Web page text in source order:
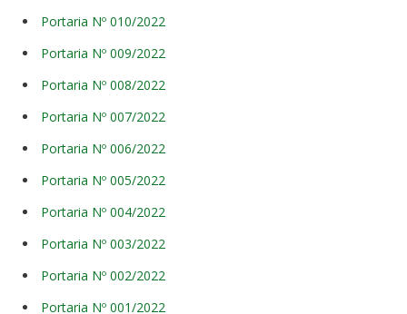
Portaria Nº 010/2022
Portaria Nº 009/2022
Portaria Nº 008/2022
Portaria Nº 007/2022
Portaria Nº 006/2022
Portaria Nº 005/2022
Portaria Nº 004/2022
Portaria Nº 003/2022
Portaria Nº 002/2022
Portaria Nº 001/2022